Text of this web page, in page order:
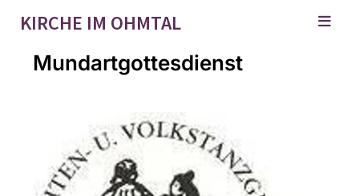
KIRCHE IM OHMTAL
Mundartgottesdienst